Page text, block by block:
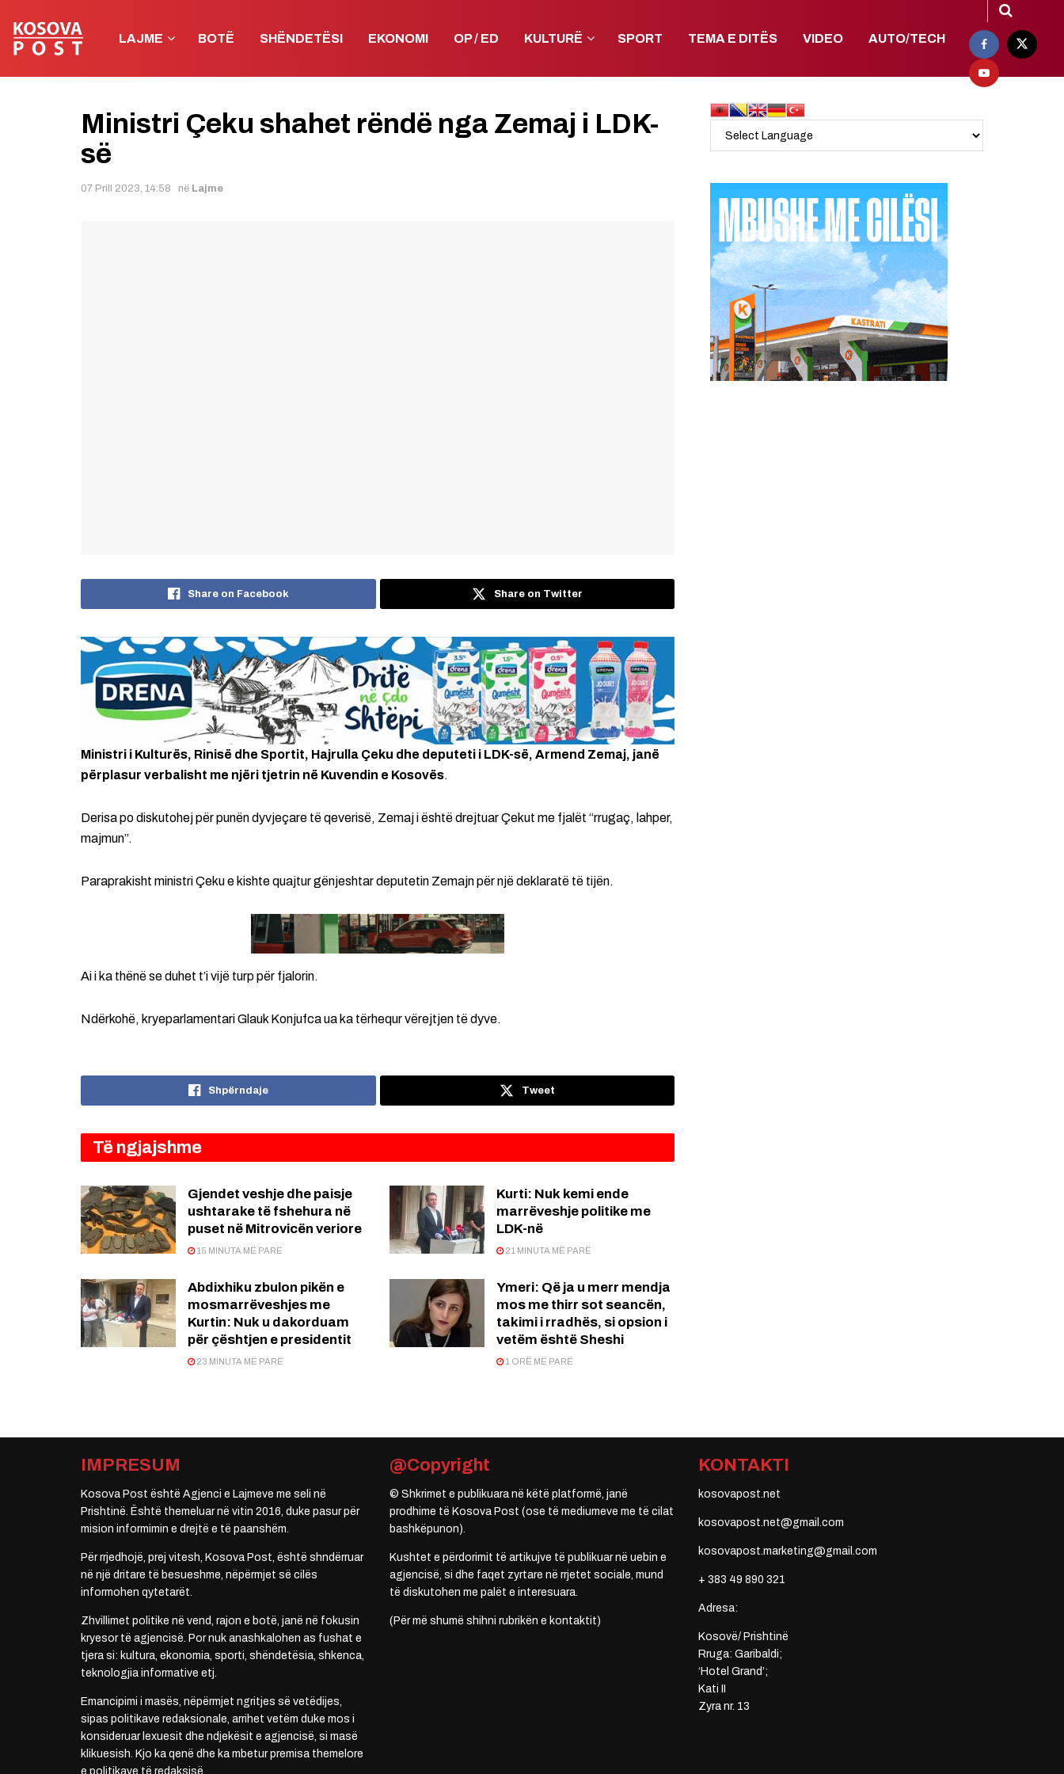
LAJME BOTË SHËNDETËSI EKONOMI OP / ED KULTURË SPORT TEMA E DITËS VIDEO AUTO/TECH
Ministri Çeku shahet rëndë nga Zemaj i LDK-
së
07 Prill 2023, 14:58 në Lajme
Share on Facebook Share on Twitter
Ministri i Kulturës, Rinisë dhe Sportit, Hajrulla Çeku dhe deputeti i LDK-së, Armend Zemaj, janë
përplasur verbalisht me njëri tjetrin në Kuvendin e Kosovës.
Derisa po diskutohej për punën dyvjeçare të qeverisë, Zemaj i është drejtuar Çekut me fjalët “rrugaç, lahper,
majmun”.
Paraprakisht ministri Çeku e kishte quajtur gënjeshtar deputetin Zemajn për një deklaratë të tijën.
Ai i ka thënë se duhet t’i vijë turp për fjalorin.
Ndërkohë, kryeparlamentari Glauk Konjufca ua ka tërhequr vërejtjen të dyve.
Shpërndaje Tweet
Të ngjajshme
Gjendet veshje dhe paisje
ushtarake të fshehura në
puset në Mitrovicën veriore
15 MINUTA MË PARË
Kurti: Nuk kemi ende
marrëveshje politike me
LDK-në
21 MINUTA MË PARË
Abdixhiku zbulon pikën e
mosmarrëveshjes me
Kurtin: Nuk u dakorduam
për çështjen e presidentit
23 MINUTA MË PARË
Ymeri: Që ja u merr mendja
mos me thirr sot seancën,
takimi i rradhës, si opsion i
vetëm është Sheshi
1 ORË MË PARË
IMPRESUM
Kosova Post është Agjenci e Lajmeve me seli në
Prishtinë. Është themeluar në vitin 2016, duke pasur për
mision informimin e drejtë e të paanshëm.
Për rrjedhojë, prej vitesh, Kosova Post, është shndërruar
në një dritare të besueshme, nëpërmjet së cilës
informohen qytetarët.
Zhvillimet politike në vend, rajon e botë, janë në fokusin
kryesor të agjencisë. Por nuk anashkalohen as fushat e
tjera si: kultura, ekonomia, sporti, shëndetësia, shkenca,
teknologjia informative etj.
Emancipimi i masës, nëpërmjet ngritjes së vetëdijes,
sipas politikave redaksionale, arrihet vetëm duke mos i
konsideruar lexuesit dhe ndjekësit e agjencisë, si masë
klikuesish. Kjo ka qenë dhe ka mbetur premisa themelore
e politikave të redaksisë.
@Copyright
© Shkrimet e publikuara në këtë platformë, janë
prodhime të Kosova Post (ose të mediumeve me të cilat
bashkëpunon).
Kushtet e përdorimit të artikujve të publikuar në uebin e
agjencisë, si dhe faqet zyrtare në rrjetet sociale, mund
të diskutohen me palët e interesuara.
(Për më shumë shihni rubrikën e kontaktit)
KONTAKTI
kosovapost.net
kosovapost.net@gmail.com
kosovapost.marketing@gmail.com
+ 383 49 890 321
Adresa:
Kosovë/ Prishtinë
Rruga: Garibaldi;
‘Hotel Grand’;
Kati II
Zyra nr. 13